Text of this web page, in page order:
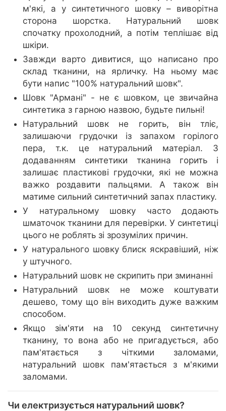
м'які, а у синтетичного шовку – виворітна
сторона шорстка. Натуральний шовк
спочатку прохолодний, а потім теплішає від
шкіри.
Завжди варто дивитися, що написано про
склад тканини, на ярличку. На ньому має
бути напис "100% натуральний шовк".
Шовк "Армані" - не є шовком, це звичайна
синтетика з гарною назвою, будьте пильні!
Натуральний шовк не горить, він тліє,
залишаючи грудочки із запахом горілого
пера, т.к. це натуральний матеріал. З
додаванням синтетики тканина горить і
залишає пластикові грудочки, які не можна
важко роздавити пальцями. А також він
матиме сильний синтетичний запах пластику.
У натуральному шовку часто додають
шматочок тканини для перевірки. У синтетиці
цього не роблять зі зрозумілих причин.
У натурального шовку блиск яскравіший, ніж
у штучного.
Натуральний шовк не скрипить при зминанні
Натуральний шовк не може коштувати
дешево, тому що він виходить дуже важким
способом.
Якщо зім'яти на 10 секунд синтетичну
тканину, то вона або не пригадується, або
пам'ятається з чіткими заломами,
натуральний шовк пам'ятається з м'якими
заломами.
Чи електризується натуральний шовк?